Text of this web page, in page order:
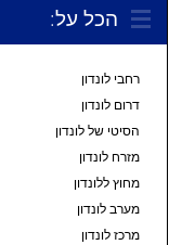
הכל על:
רחבי לונדון
דרום לונדון
הסיטי של לונדון
מזרח לונדון
מחוץ ללונדון
מערב לונדון
מרכז לונדון